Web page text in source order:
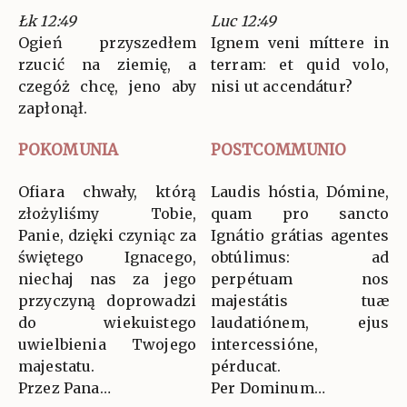
Łk 12:49
Ogień przyszedłem
rzucić na ziemię, a
czegóż chcę, jeno aby
zapłonął.
Luc 12:49
Ignem veni míttere in
terram: et quid volo,
nisi ut accendátur?
POKOMUNIA POSTCOMMUNIO
Ofiara chwały, którą
złożyliśmy Tobie,
Panie, dzięki czyniąc za
świętego Ignacego,
niechaj nas za jego
przyczyną doprowadzi
do wiekuistego
uwielbienia Twojego
majestatu.
Przez Pana…
Laudis hóstia, Dómine,
quam pro sancto
Ignátio grátias agentes
obtúlimus: ad
perpétuam nos
majestátis tuæ
laudatiónem, ejus
intercessióne,
pérducat.
Per Dominum…